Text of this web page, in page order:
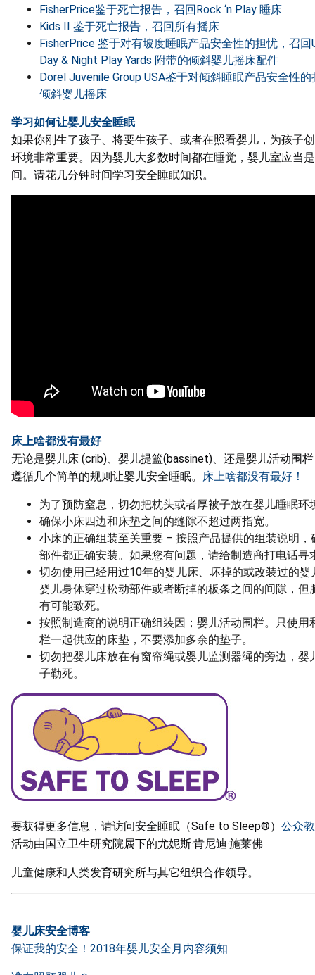
FisherPrice鉴于死亡报告，召回Rock ‘n Play 睡床
Kids II 鉴于死亡报告，召回所有摇床
FisherPrice 鉴于对有坡度睡眠产品安全性的担忧，召
Day & Night Play Yards 附带的倾斜婴儿摇床配件
Dorel Juvenile Group USA鉴于对倾斜睡眠产品安全性
倾斜婴儿摇床
学习如何让婴儿安全睡眠
如果你刚生了孩子、将要生孩子、或者在照看婴儿，为孩子
环境非常重要。因为婴儿大多数时间都在睡觉，婴儿室应当
间。请花几分钟时间学习安全睡眠知识。
床上啥都没有最好
无论是婴儿床 (crib)、婴儿提篮(bassinet)、还是婴儿活动围
遵循几个简单的规则让婴儿安全睡眠。
床上啥都没有最好！
为了预防窒息，切勿把枕头或者厚被子放在婴儿睡眠环
确保小床四边和床垫之间的缝隙不超过两指宽。
小床的正确组装至关重要 – 按照产品提供的组装说明，
部件都正确安装。如果您有问题，请给制造商打电话寻
切勿使用已经用过10年的婴儿床、坏掉的或改装过的婴
婴儿身体穿过松动部件或者断掉的板条之间的间隙，但
有可能致死。
按照制造商的说明正确组装因；婴儿活动围栏。只使用
栏一起供应的床垫，不要添加多余的垫子。
切勿把婴儿床放在有窗帘绳或婴儿监测器绳的旁边，婴
子勒死。
要获得更多信息，请访问安全睡眠（Safe to Sleep®） 公众
活动由国立卫生研究院属下的尤妮斯·肯尼迪·施莱佛
儿童健康和人类发育研究所与其它组织合作领导。
婴儿床安全博客
保证我的安全！2018年婴儿安全月内容须知